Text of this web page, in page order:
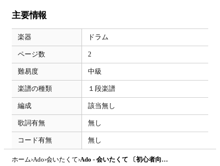
主要情報
楽器 ドラム
ページ数 2
難易度 中級
楽譜の種類 １段楽譜
編成 該当無し
歌詞有無 無し
コード有無 無し
ホーム›Ado›会いたくて› Ado - 会いたくて 〔初心者向け〕 by HYdrums